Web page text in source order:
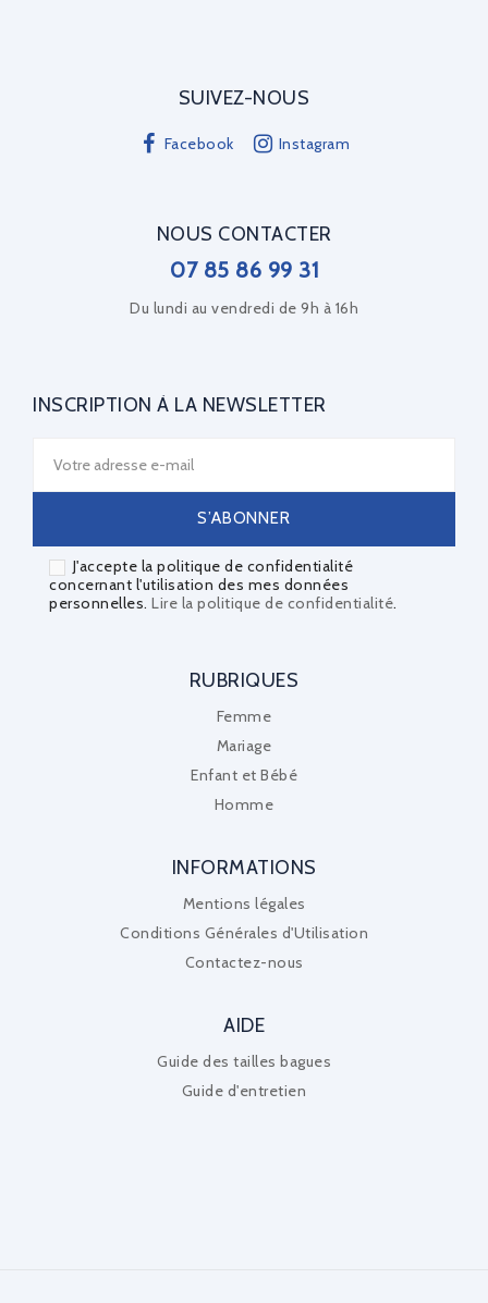
SUIVEZ-NOUS
Facebook Instagram
NOUS CONTACTER
07 85 86 99 31
Du lundi au vendredi de 9h à 16h
INSCRIPTION À LA NEWSLETTER
J'accepte la politique de confidentialité
concernant l'utilisation des mes données
personnelles. Lire la politique de confidentialité.
RUBRIQUES
Femme
Mariage
Enfant et Bébé
Homme
INFORMATIONS
Mentions légales
Conditions Générales d'Utilisation
Contactez-nous
AIDE
Guide des tailles bagues
Guide d'entretien